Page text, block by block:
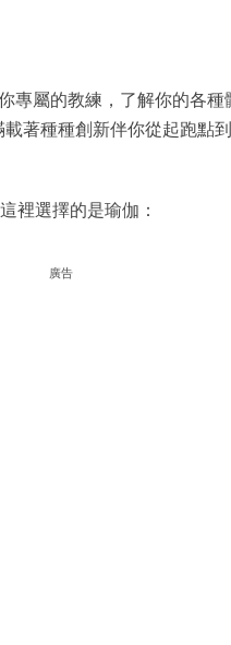
專屬的教練，了解你的各
著種種創新伴你從起跑點
裡選擇的是瑜伽：
廣告